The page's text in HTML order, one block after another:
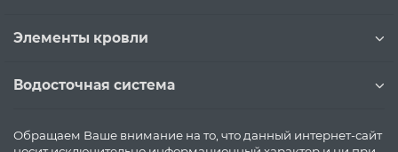
Элементы кровли
Водосточная система
Обращаем Ваше внимание на то, что данный интернет-сайт